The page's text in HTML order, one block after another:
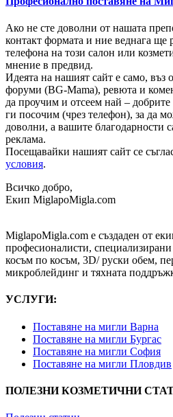
Ако не сте доволни от нашата
контакт формата и ние веднага ще
телефона на този салон или
мнение в предвид.
Идеята на нашият сайт е само, въз
форуми (BG-Mama), ревюта и
да проучим и отсеем най –
ги посочим (чрез телефон), за да
доволни, а вашите благодарности
реклама.
Посещавайки нашият сайт се
условия.
Всичко добро,
Екип MiglapoMigla.com
MiglapoMigla.com е създаден от
професионалисти,
косъм по косъм, 3D/ руски обем,
микроблейдинг и тяхната
УСЛУГИ:
Поставяне на мигли Варна
Поставяне на мигли Бургас
Поставяне на мигли София
Поставяне на мигли Пловдив
ПОЛЕЗНИ КОЗМЕТИЧНИ